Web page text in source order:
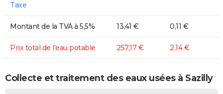
Taxe
Montant de la TVA à 5,5% 13,41 € 0,11 €
Prix total de l'eau potable 257,17 € 2,14 €
Collecte et traitement des eaux usées à Sazilly